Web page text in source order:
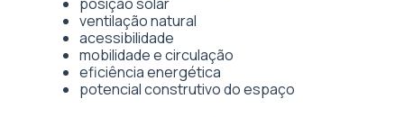
ventilação natural
acessibilidade
mobilidade e circulação
eficiência energética
potencial construtivo do espaço